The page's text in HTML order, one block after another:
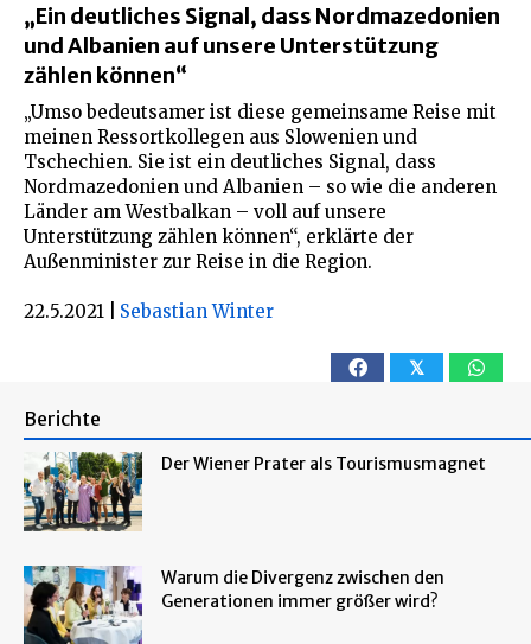
„Ein deutliches Signal, dass Nordmazedonien
und Albanien auf unsere Unterstützung
zählen können“
„Umso bedeutsamer ist diese gemeinsame Reise mit
meinen Ressortkollegen aus Slowenien und
Tschechien. Sie ist ein deutliches Signal, dass
Nordmazedonien und Albanien – so wie die anderen
Länder am Westbalkan – voll auf unsere
Unterstützung zählen können“, erklärte der
Außenminister zur Reise in die Region.
22.5.2021 Sebastian Winter
𝕏
Berichte
Der Wiener Prater als Tourismusmagnet
Warum die Divergenz zwischen den
Generationen immer größer wird?